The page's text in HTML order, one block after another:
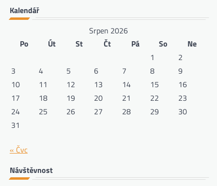
Kalendář
Srpen 2026
Po
Út St Čt Pá So
Ne
1
2
3
4 5 6 7 8
9
10
11 12 13 14 15
16
17
18 19 20 21 22
23
24
25 26 27 28 29
30
31
« Čvc
Návštěvnost